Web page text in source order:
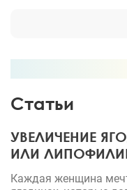
Статьи
УВЕЛИЧЕНИЕ
ИЛИ
Каждая женщина